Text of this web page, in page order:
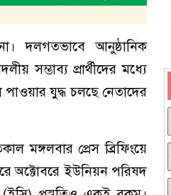
দলগতভাবে আনুষ্ঠানিক
সম্ভাব্য প্রার্থীদের মধ্যে
পাওয়ার যুদ্ধ চলছে নেতাদের
মঙ্গলবার প্রেস ব্রিফিংয়ে
অক্টোবরে ইউনিয়ন পরিষদ